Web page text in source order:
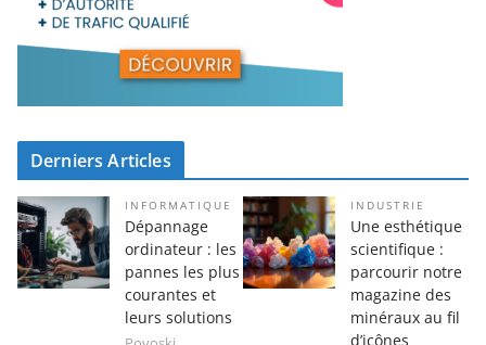
Derniers Articles
INFORMATIQUE
Dépannage
ordinateur : les
pannes les plus
courantes et
leurs solutions
INDUSTRIE
Une esthétique
scientifique :
parcourir notre
magazine des
minéraux au fil
d’icônes